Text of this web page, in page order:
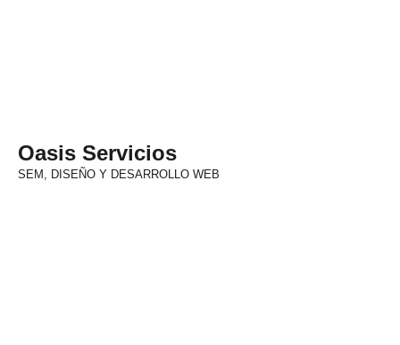
Oasis Servicios
SEM, DISEÑO Y DESARROLLO WEB